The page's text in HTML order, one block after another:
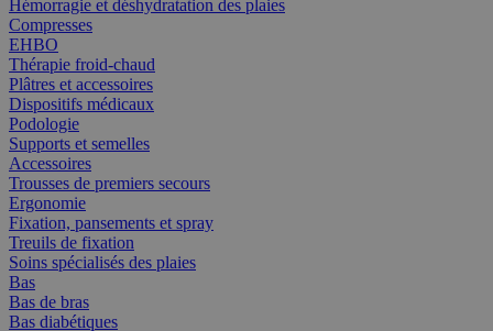
Hémorragie et déshydratation des plaies
Compresses
EHBO
Thérapie froid-chaud
Plâtres et accessoires
Dispositifs médicaux
Podologie
Supports et semelles
Accessoires
Trousses de premiers secours
Ergonomie
Fixation, pansements et spray
Treuils de fixation
Soins spécialisés des plaies
Bas
Bas de bras
Bas diabétiques